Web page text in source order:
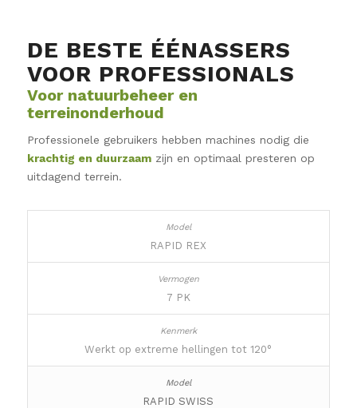
DE BESTE ÉÉNASSERS
VOOR PROFESSIONALS
Voor natuurbeheer en
terreinonderhoud
Professionele gebruikers hebben machines nodig die
krachtig en duurzaamzijn en optimaal presteren op
uitdagend terrein.
RAPID REX
7 PK
Werkt op extreme hellingen tot 120°
RAPID SWISS